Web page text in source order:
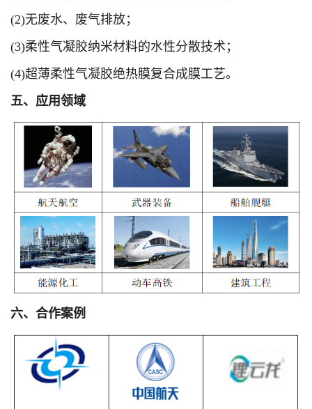
(2)无废水、废气排放；
(3)柔性气凝胶纳米材料的水性分散技术；
(4)超薄柔性气凝胶绝热膜复合成膜工艺。
五、应用领域
六、合作案例